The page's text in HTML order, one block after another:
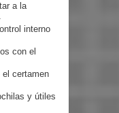
a la
interno
con el
el certamen
y útiles